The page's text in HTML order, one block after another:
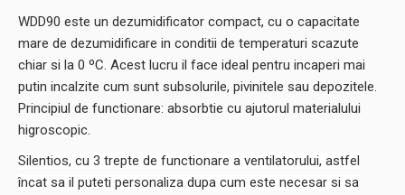
WDD90 este un dezumidificator compact, cu o capacitate
mare de dezumidificare in conditii de temperaturi scazute
chiar si la 0 ºC. Acest lucru il face ideal pentru incaperi mai
putin incalzite cum sunt subsolurile, pivinitele sau depozitele.
Principiul de functionare: absorbtie cu ajutorul materialului
higroscopic.
Silentios, cu 3 trepte de functionare a ventilatorului, astfel
încat sa il puteti personaliza dupa cum este necesar si sa